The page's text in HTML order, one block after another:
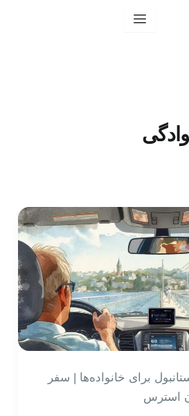
برای خانواده‌ها | سفر
استرس